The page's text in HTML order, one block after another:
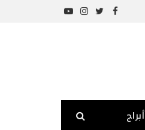
Facebook
Twitter
Instagram
YouTube
أبراج